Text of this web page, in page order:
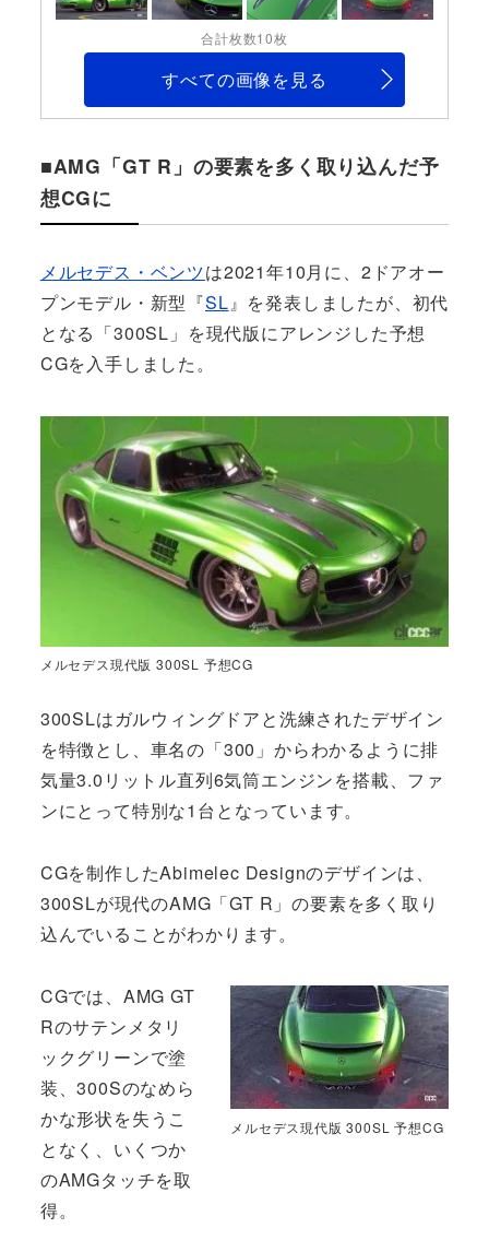
合計枚数10枚
すべての画像を見る
■AMG「GT R」の要素を多く取り込んだ予
想CGに
メルセデス・ベンツは2021年10月に、2ドアオー
プンモデル・新型『SL』を発表しましたが、初代
となる「300SL」を現代版にアレンジした予想
CGを入手しました。
メルセデス現代版 300SL 予想CG
300SLはガルウィングドアと洗練されたデザイン
を特徴とし、車名の「300」からわかるように排
気量3.0リットル直列6気筒エンジンを搭載、ファ
ンにとって特別な1台となっています。
CGを制作したAbimelec Designのデザインは、
300SLが現代のAMG「GT R」の要素を多く取り
込んでいることがわかります。
メルセデス現代版 300SL 予想CG
CGでは、AMG GT
Rのサテンメタリ
ックグリーンで塗
装、300Sのなめら
かな形状を失うこ
となく、いくつか
のAMGタッチを取
得。